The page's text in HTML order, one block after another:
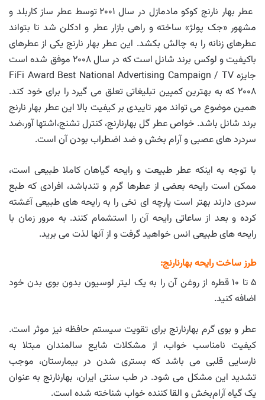
عطر بهار نارنج کوکو مادمازل در سال ۲۰۰۱ توسط عطر ساز کاربلد و
مشهور «جک پولژ» ساخته و راهی بازار عطر و ادکلن شد تا بتواند
عطرهای زنانه را به چالش بکشد. این عطر بهار نارنج یکی از عطرهای
باکیفیت و لوکس برند شانل است که در سال ۲۰۰۸ موفق شده است
جایزه FiFi Award Best National Advertising Campaign / TV
۲۰۰۸ که به بهترین کمپین تبلیغاتی تعلق می گیرد را برای خود کند.
همین موضوع می تواند مهر تاییدی بر کیفیت بالا این عطر بهار نارنج
برند شانل باشد. خواص عطر گل بهارنارنج، کنترل تشنج،اشتها آور،ضد
سردرد های عصبی و آرام بخش و ضد اضطراب بودن آن است.
با توجه به اینکه عطر طبیعت و رایحه گیاهان کاملا طبیعی است،
ممکن است رایحه بعضی از عطرها گرم و تندباشد، افرادی که طبع
سردی دارند بهتر است پارچه ای نخی را به رایحه های طبیعی آغشته
کرده و بعد از ساعاتی رایحه آن را استشمام کنند. به مرور زمان با
رایحه های طبیعی انس خواهید گرفت و از آنها لذت می برید.
طرز ساخت رایحه بهارنارنج:
۵ تا ۱۰ قطره از روغن آن را به یک لیتر لوسیون بدون بوی بدن خود
اضافه کنید.
عطر و بوی گرم بهارنارنج برای تقویت سیستم حافظه نیز موثر است.
کیفیت نامناسب خواب، از مشکلات شایع سالمندان مبتلا به
نارسایی قلبی می باشد که بستری شدن در بیمارستان، موجب
تشدید این مشکل می شود. در طب سنتی ایران، بهار‌نارنج به عنوان
یک گیاه آرام‌بخش و القا کننده خواب شناخته شده است.